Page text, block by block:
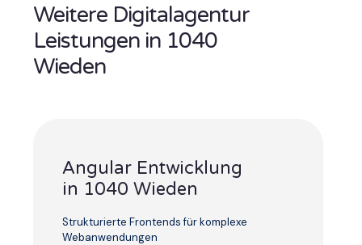
Weitere Digitalagentur
Leistungen in 1040
Wieden
Angular Entwicklung
in 1040 Wieden
Strukturierte Frontends für komplexe
Webanwendungen